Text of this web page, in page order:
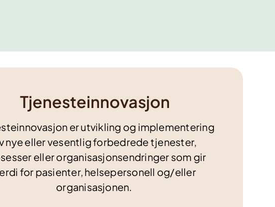
Tjenesteinnovasjon
er utvikling og implementering
nye eller vesentlig forbedrede tjenester,
eller organisasjonsendringer som gir
for pasienter, helsepersonell og/eller
organisasjonen.